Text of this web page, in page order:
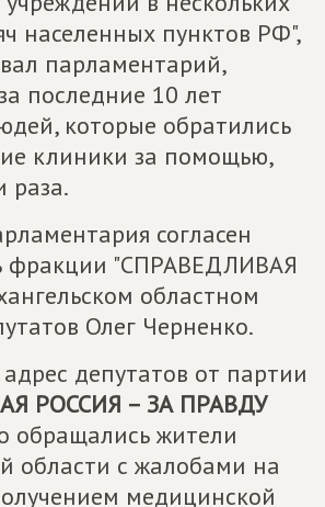
населенных пунктов РФ",
парламентарий,
последние 10 лет
которые обратились
клиники за помощью,
раза.
согласен
фракции "СПРАВЕДЛИВАЯ
областном
Олег Черненко.
депутатов от партии
РОССИЯ – ЗА ПРАВДУ
обращались жители
области с жалобами на
медицинской